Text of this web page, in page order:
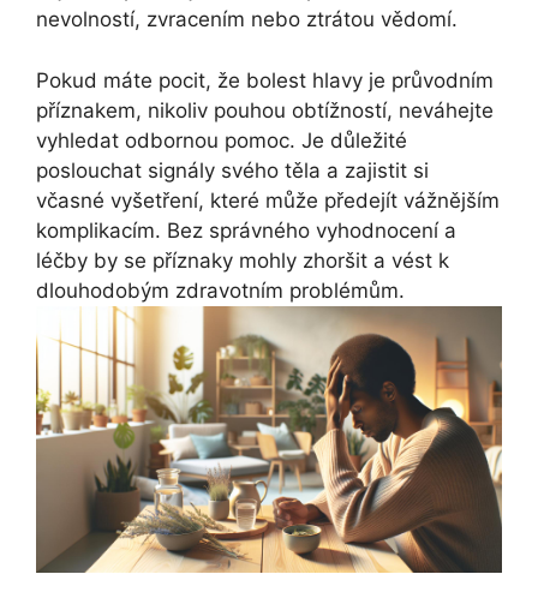
nevolností, zvracením nebo ztrátou vědomí.
Pokud máte pocit, že bolest hlavy je průvodním
příznakem, nikoliv pouhou obtížností, neváhejte
vyhledat odbornou pomoc. Je důležité
poslouchat signály svého těla a zajistit si
včasné vyšetření, které může předejít vážnějším
komplikacím. Bez správného vyhodnocení a
léčby by se příznaky mohly zhoršit a vést k
dlouhodobým zdravotním problémům.